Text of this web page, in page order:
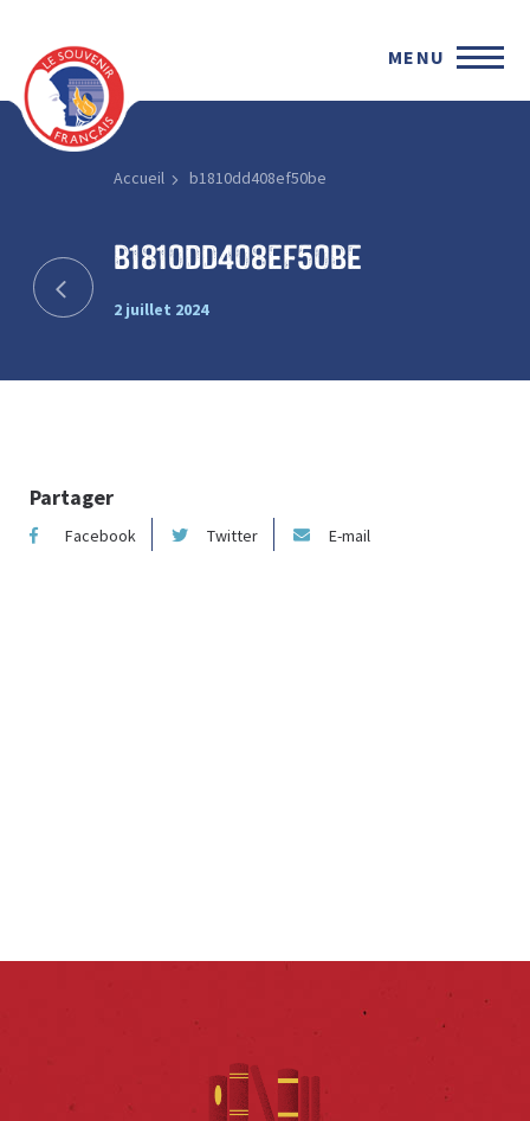
MENU
Accueil b1810dd408ef50be
b1810dd408ef50be
2 juillet 2024
Partager
Facebook Twitter E-mail